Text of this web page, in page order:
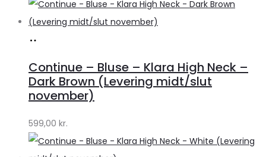
Lykke
by
Continue – Bluse – Klara High Neck –
Dark Brown (Levering midt/slut
november)
599,00 kr.